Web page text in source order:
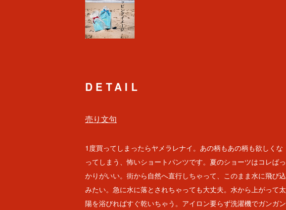
DETAIL
売り文句
1度買ってしまったらヤメラレナイ。あの柄もあの柄も欲しくな
ってしまう、怖いショートパンツです。夏のショーツはコレばっ
かりがいい。街から自然へ直行しちゃって、このまま水に飛び込
みたい。急に水に落とされちゃっても大丈夫。水から上がって太
陽を浴びればすぐ乾いちゃう。アイロン要らず洗濯機でガンガン